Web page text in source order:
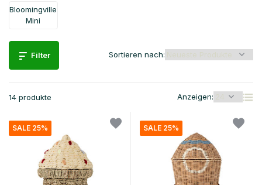
Bloomingville
Mini
Filter
14 produkte Anzeigen:
Sortieren nach:
SALE 25% SALE 25%